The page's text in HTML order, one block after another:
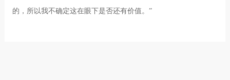
的，所以我不确定这在眼下是否还有价值。”